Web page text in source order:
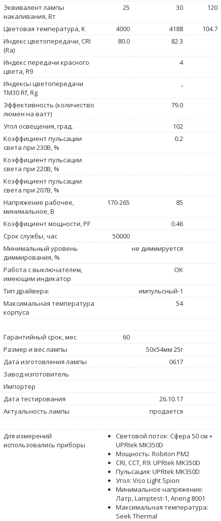
Эквивалент лампы
накаливания, Вт
25 30 120
Цветовая температура, К 4000 4188
104.7
Индекс цветопередачи, CRI
(Ra)
80.0 82.3
Индекс передачи красного
цвета, R9
4
Индексы цветопередачи
TM30 Rf, Rg
,
Эффективность (количество
люмен на ватт)
79.0
Угол освещения, град.
102
Коэффициент пульсации
света при 230В, %
0.2
Коэффициент пульсации
света при 220В, %
Коэффициент пульсации
света при 207В, %
Напряжение рабочее,
минимальное, В
170-265 85
Коэффициент мощности, PF
0.46
Срок службы, час
50000
Минимальный уровень
диммирования, %
не диммируется
Работа с выключателем,
имеющим индикатор
OK
Тип драйвера:
импульсный-1
Максимальная температура
корпуса
54
Гарантийный срок, мес
60
Размер и вес лампы
50x54мм 25г
Дата изготовления лампы
0617
Завод-изготовитель
Импортер
Дата тестирования
26.10.17
Актуальность лампы
продается
Для измерений
использовались приборы
Световой поток: Сфера 50 см +
UPRtek MK350D
Мощность: Robiton PM2
CRI, CCT, R9: UPRtek MK350D
Пульсация: UPRtek MK350D
Угол: Viso Light Spion
Минимальное напряжение:
Латр, Lamptest-1, Aneng 8001
Максимальная температура:
Seek Thermal